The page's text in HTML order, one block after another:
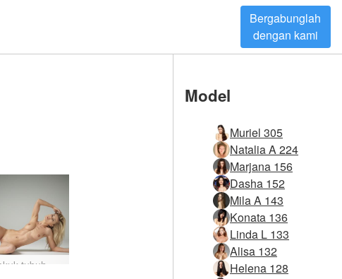
Bergabunglah
dengan kami
Model
Muriel 305
Natalia A 224
Marjana 156
Dasha 152
Mila A 143
Konata 136
Linda L 133
Alisa 132
Helena 128